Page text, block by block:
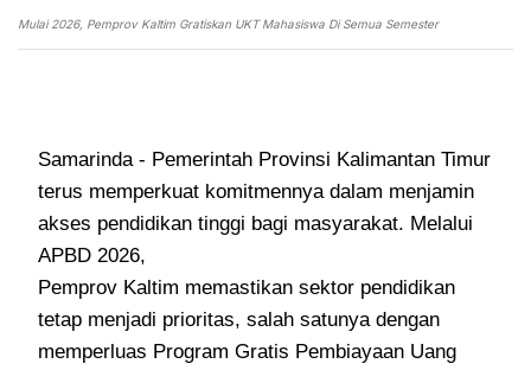
Mulai 2026, Pemprov Kaltim Gratiskan UKT Mahasiswa Di Semua Semester
Samarinda - Pemerintah Provinsi Kalimantan Timur
terus memperkuat komitmennya dalam menjamin
akses pendidikan tinggi bagi masyarakat. Melalui
APBD 2026,
Pemprov Kaltim memastikan sektor pendidikan
tetap menjadi prioritas, salah satunya dengan
memperluas Program Gratis Pembiayaan Uang